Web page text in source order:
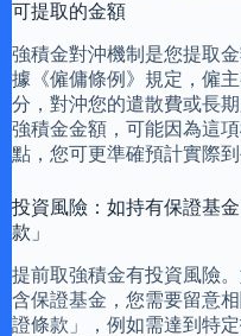
可提取的金額
強積金對沖機制是您提取
據《僱傭條例》規定，僱
分，對沖您的遣散費或長
強積金金額，可能因為這
點，您可更準確預計實際到
投資風險：如持有保證基
款」
提前取強積金有投資風險
含保證基金，您需要留意
證條款」，例如需達到特